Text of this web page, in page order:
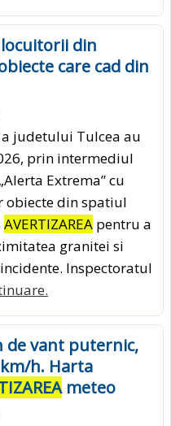
din
care cad din
judetului Tulcea au
prin intermediul
Extrema” cu
obiecte din spatiul
AVERTIZAREA pentru a
granitei si
Inspectoratul
de vant puternic,
h. Harta
meteo